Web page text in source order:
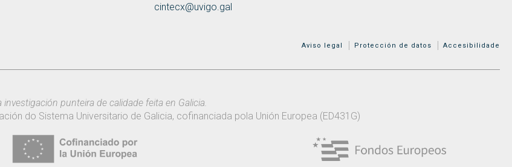
cintecx@uvigo.gal
MENÚ ADICIONAL
Aviso legal Protección de datos Accesibilidade
punteira de calidade feita en Galicia.
do Sistema Universitario de Galicia, cofinanciada pola Unión Europea (ED431G)